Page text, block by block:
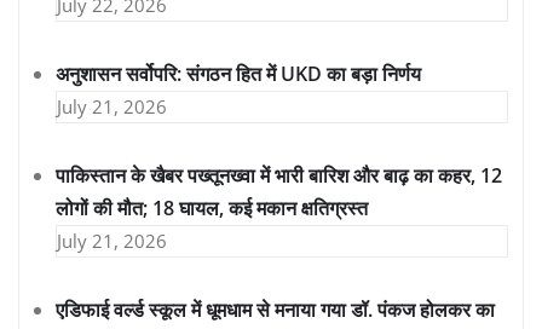
July 22, 2026
अनुशासन सर्वोपरि: संगठन हित में UKD का बड़ा निर्णय
July 21, 2026
पाकिस्तान के खैबर पख्तूनख्वा में भारी बारिश और बाढ़ का कहर, 12
लोगों की मौत; 18 घायल, कई मकान क्षतिग्रस्त
July 21, 2026
एडिफाई वर्ल्ड स्कूल में धूमधाम से मनाया गया डॉ. पंकज होलकर का